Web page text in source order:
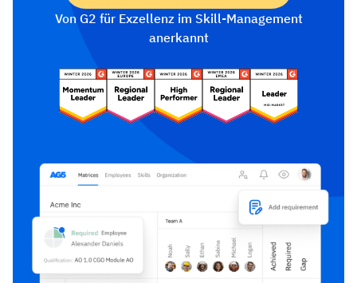
Von G2 für Exzellenz im Skill-Management
anerkannt